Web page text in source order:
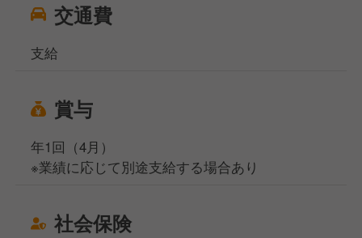
交通費
支給
賞与
年1回（4月）
※業績に応じて別途支給する場合あり
社会保険